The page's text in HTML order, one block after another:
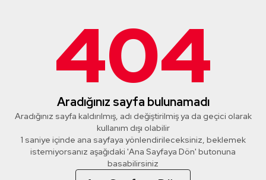
404
Aradığınız sayfa bulunamadı
Aradığınız sayfa kaldırılmış, adı değiştirilmiş ya da geçici olarak
kullanım dışı olabilir
1 saniye içinde ana sayfaya yönlendirileceksiniz, beklemek
istemiyorsanız aşağıdaki 'Ana Sayfaya Dön' butonuna
basabilirsiniz